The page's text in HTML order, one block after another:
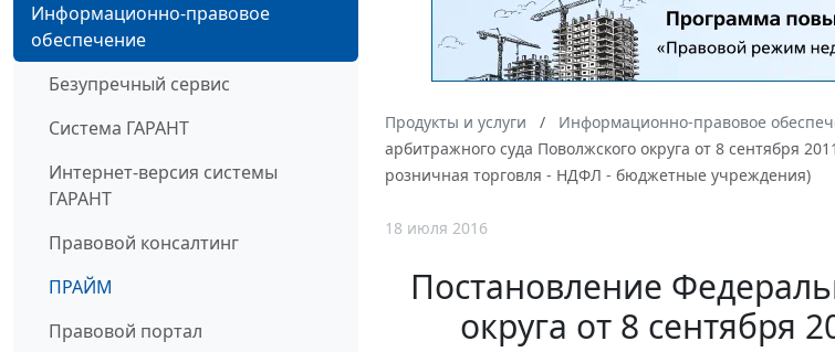
Информационно-правовое
обеспечение
Безупречный сервис
Система ГАРАНТ
Интернет-версия системы
ГАРАНТ
Правовой консалтинг
ПРАЙМ
Правовой портал
Продукты и услуги Информационно-правовое
арбитражного суда Поволжского округа от 8 сентября
розничная торговля - НДФЛ - бюджетные учреждения)
18 июля 2016
Постановление
округа от 8 сентября